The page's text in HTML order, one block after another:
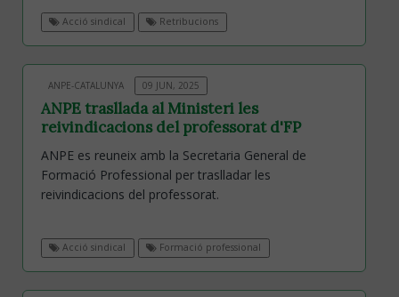
Acció sindical Retribucions
ANPE-CATALUNYA 09 JUN, 2025
ANPE trasllada al Ministeri les
reivindicacions del professorat d'FP
ANPE es reuneix amb la Secretaria General de
Formació Professional per traslladar les
reivindicacions del professorat.
Acció sindical Formació professional